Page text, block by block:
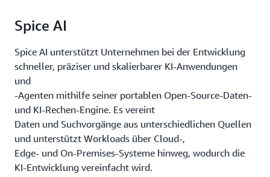
Spice AI
Spice AI unterstützt Unternehmen bei der Entwicklung
schneller, präziser und skalierbarer KI-Anwendungen
und
-Agenten mithilfe seiner portablen Open-Source-Daten-
und KI-Rechen-Engine. Es vereint
Daten und Suchvorgänge aus unterschiedlichen Quellen
und unterstützt Workloads über Cloud-,
Edge- und On-Premises-Systeme hinweg, wodurch die
KI-Entwicklung vereinfacht wird.